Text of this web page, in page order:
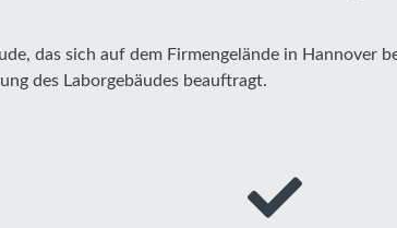
das sich auf dem Firmengelände in Hannover
des Laborgebäudes beauftragt.